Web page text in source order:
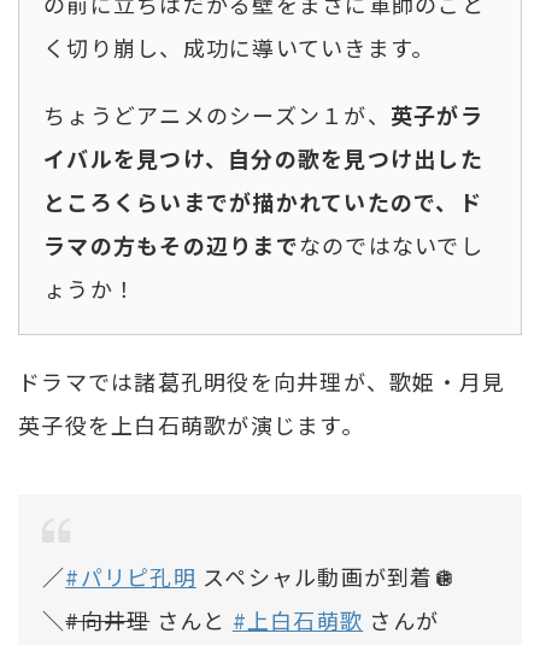
く切り崩し、成功に導いていきます。
ちょうどアニメのシーズン１が、 英子がラ
イバルを見つけ、自分の歌を見つけ出した
ところくらいまでが描かれていたので、ド
ラマの方もその辺りまでなのではないでし
ょうか！
ドラマでは諸葛孔明役を向井理が、歌姫・月見
英子役を上白石萌歌が演じます。
／#パリピ孔明 スペシャル動画が到着🪩
＼#向井理さんと #上白石萌歌 さんが